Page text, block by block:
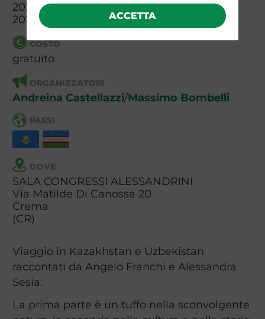
ACCETTA
2025-03-18 21:00:00
2025-03-18 23:00:00
COSTO
gratuito
ORGANIZZATORI
Andreina Castellazzi/Massimo Bombelli
PAESI
DOVE
SALA CONGRESSI ALESSANDRINI
Via Matilde Di Canossa 20
Crema
(CR)
Viaggio in Kazakhstan e Uzbekistan
raccontati da Angelo Franchi e Alessandra
Sesia.
La prima parte è un tuffo nella sconvolgente